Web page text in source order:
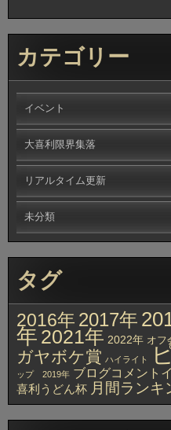
カテゴリー
イベント
大喜利限界集落
リアルタイム更新
未分類
タグ
2016年 2017年
年 2021年 2022年 オフ
ガヤボケ賞 ハイライト
ップ 2019年 ブログコメント
喜利うどん杯 月間ランキ